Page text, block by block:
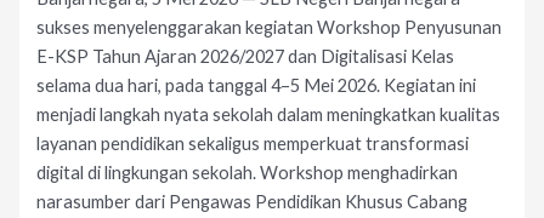
sukses menyelenggarakan kegiatan Workshop Penyusunan
E-KSP Tahun Ajaran 2026/2027 dan Digitalisasi Kelas
selama dua hari, pada tanggal 4–5 Mei 2026. Kegiatan ini
menjadi langkah nyata sekolah dalam meningkatkan kualitas
layanan pendidikan sekaligus memperkuat transformasi
digital di lingkungan sekolah. Workshop menghadirkan
narasumber dari Pengawas Pendidikan Khusus Cabang